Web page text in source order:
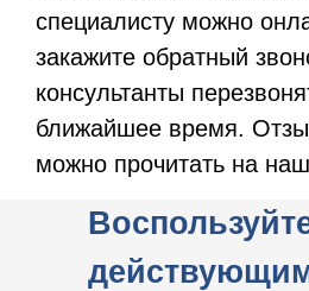
специалисту можно
закажите обратный
консультанты
ближайшее время.
можно прочитать на